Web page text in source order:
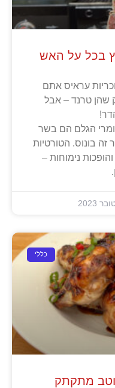
בכל על האש
עראיס אתם
שהן טרנד – אבל
הגלם הם בשר
זה בונוס. הטורטיות
נימוחות –
כללי
מתקתק